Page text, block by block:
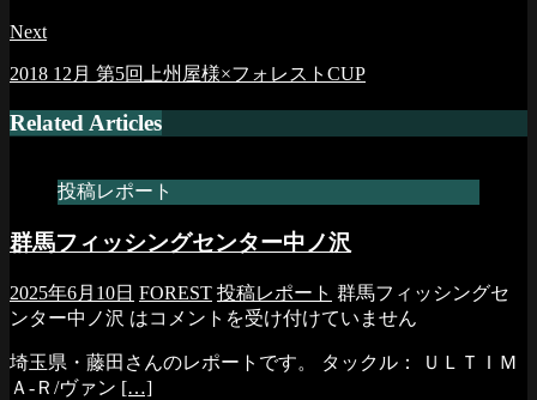
Next
2018 12月 第5回上州屋様×フォレストCUP
Related Articles
投稿レポート
群馬フィッシングセンター中ノ沢
2025年6月10日 FOREST 投稿レポート 群馬フィッシングセ
ンター中ノ沢 はコメントを受け付けていません
埼玉県・藤田さんのレポートです。 タックル： ＵＬＴＩＭ
Ａ-Ｒ/ヴァン […]